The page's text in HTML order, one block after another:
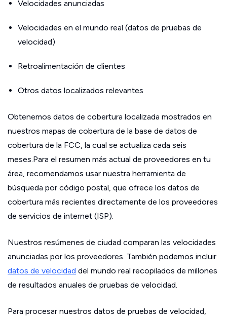
Velocidades anunciadas
Velocidades en el mundo real (datos de pruebas de
velocidad)
Retroalimentación de clientes
Otros datos localizados relevantes
Obtenemos datos de cobertura localizada mostrados en
nuestros mapas de cobertura de la base de datos de
cobertura de la FCC, la cual se actualiza cada seis
meses.Para el resumen más actual de proveedores en tu
área, recomendamos usar nuestra herramienta de
búsqueda por código postal, que ofrece los datos de
cobertura más recientes directamente de los proveedores
de servicios de internet (ISP).
Nuestros resúmenes de ciudad comparan las velocidades
anunciadas por los proveedores. También podemos incluir
datos de velocidad del mundo real recopilados de millones
de resultados anuales de pruebas de velocidad.
Para procesar nuestros datos de pruebas de velocidad,